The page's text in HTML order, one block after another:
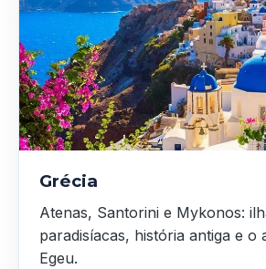
Grécia
Atenas, Santorini e Mykonos:
paradisíacas, história antiga e o
Egeu.